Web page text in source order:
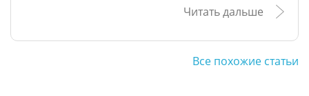
Читать дальше
Все похожие статьи